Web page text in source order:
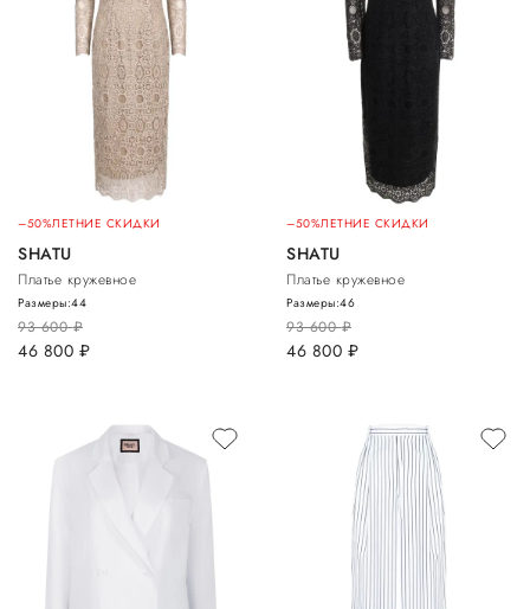
–50%ЛЕТНИЕ СКИДКИ
SHATU
Платье кружевное
93 600руб.
46 800 руб.
Размеры:44
–50%ЛЕТНИЕ СКИДКИ
SHATU
Платье кружевное
93 600руб.
46 800 руб.
Размеры:46